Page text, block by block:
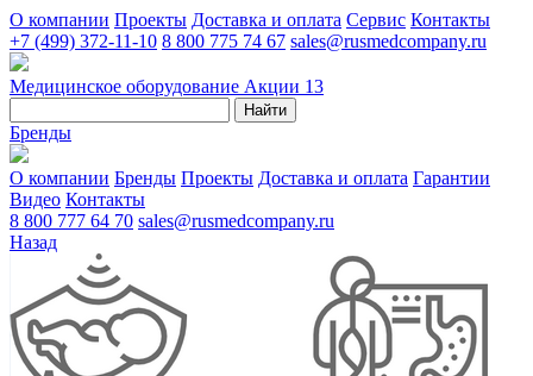
О компании Проекты Доставка и оплата Сервис Контакты
+7 (499) 372-11-10 8 800 775 74 67 sales@rusmedcompany.ru
Медицинское оборудование Акции 13
Найти
Бренды
О компании Бренды Проекты Доставка и оплата Гарантии
Видео Контакты
8 800 777 64 70 sales@rusmedcompany.ru
Назад